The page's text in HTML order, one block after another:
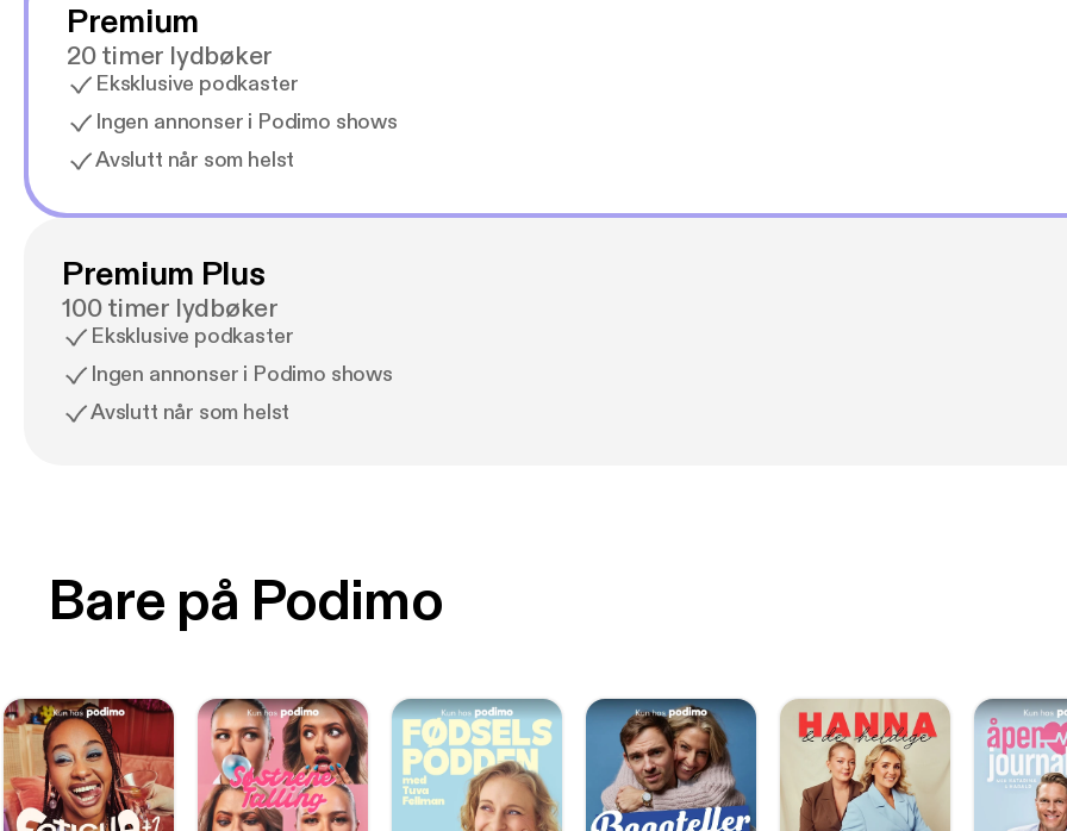
Premium
20 timer lydbøker
Eksklusive podkaster
Ingen annonser i Podimo shows
Avslutt når som helst
Premium Plus
100 timer lydbøker
Eksklusive podkaster
Ingen annonser i Podimo shows
Avslutt når som helst
Bare på Podimo